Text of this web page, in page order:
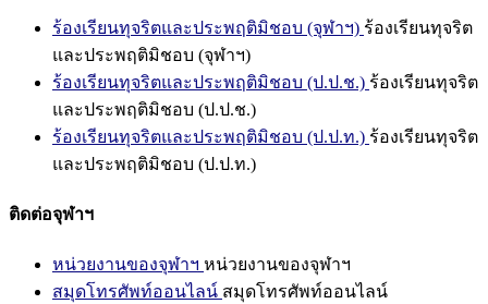
ร้องเรียนทุจริตและประพฤติมิชอบ (จุฬาฯ) ร้องเรียนทุจริต
และประพฤติมิชอบ (จุฬาฯ)
ร้องเรียนทุจริตและประพฤติมิชอบ (ป.ป.ช.) ร้องเรียนทุจริต
และประพฤติมิชอบ (ป.ป.ช.)
ร้องเรียนทุจริตและประพฤติมิชอบ (ป.ป.ท.) ร้องเรียนทุจริต
และประพฤติมิชอบ (ป.ป.ท.)
ติดต่อจุฬาฯ
หน่วยงานของจุฬาฯ หน่วยงานของจุฬาฯ
สมุดโทรศัพท์ออนไลน์ สมุดโทรศัพท์ออนไลน์